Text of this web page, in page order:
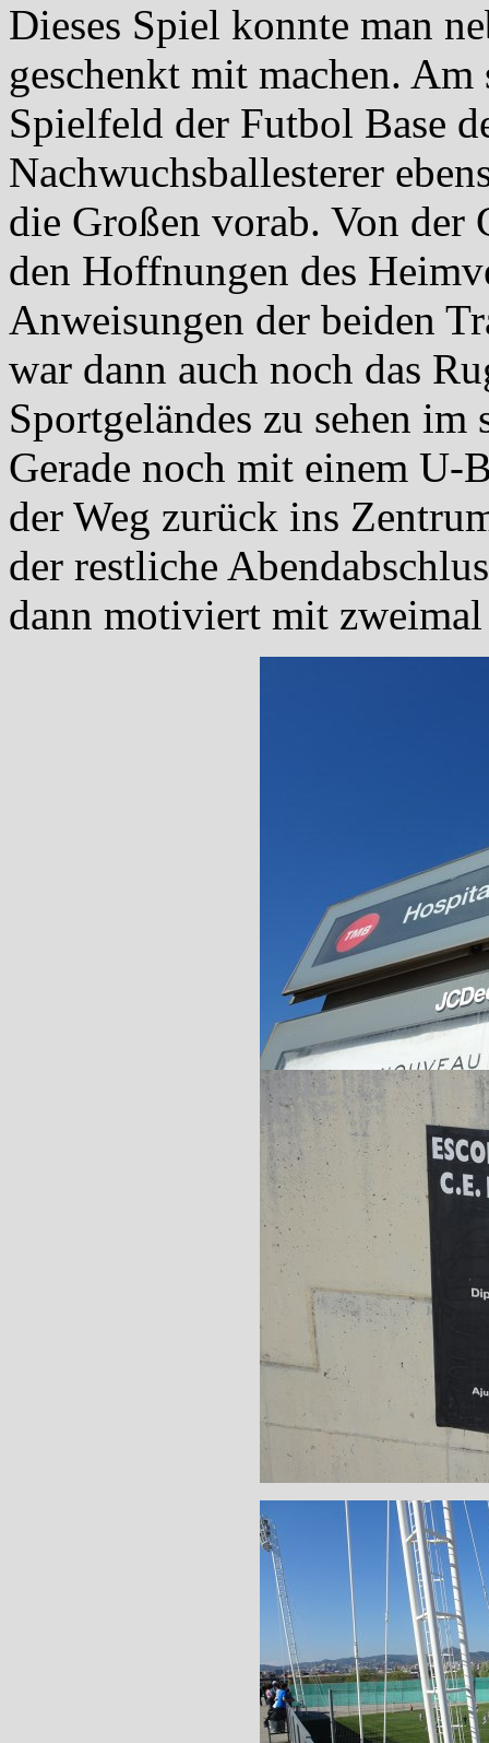
Dieses Spiel konnte man
geschenkt mit machen.
Spielfeld der Futbol Base
Nachwuchsballesterer
die Großen vorab. Von der
den Hoffnungen des
Anweisungen der beiden
war dann auch noch das
Sportgeländes zu sehen
Gerade noch mit einem U-
der Weg zurück ins
der restliche
dann motiviert mit